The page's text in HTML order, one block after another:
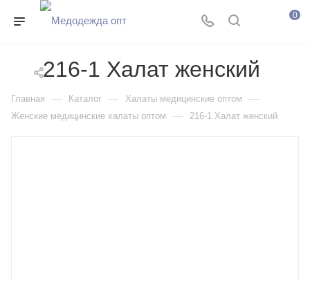
0
216-1 Халат женский
Главная — Каталог — Халаты медицинские оптом —
Женские медицинские халаты оптом — 216-1 Халат женский